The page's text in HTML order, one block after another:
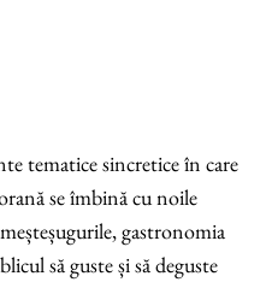
tematice sincretice în care
se îmbină cu noile
gastronomia
să guste și să deguste